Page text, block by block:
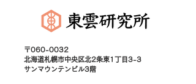
〒060-0032
北海道札幌市中央区北2条東1丁目3-3
サンマウンテンビル3階